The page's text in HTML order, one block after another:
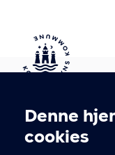
Denne
cookies
Kontakt
T